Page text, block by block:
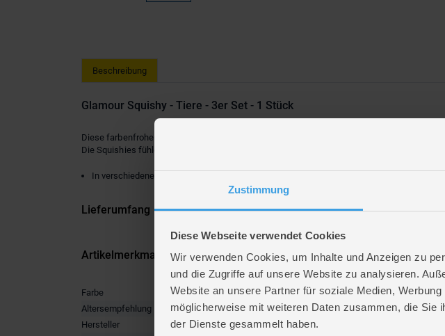
Zustimmung
Diese Webseite verwendet Cookies
Wir verwenden Cookies, um Inhalte und Anzeigen zu
und die Zugriffe auf unsere Website zu analysieren.
Website an unsere Partner für soziale Medien,
möglicherweise mit weiteren Daten zusammen, die Sie
der Dienste gesammelt haben.
Beschreibung
Glamour Squishy - Tiere - 3er Set - 1 Stück
Diese farbenfrohen Glamour Squishy-Tiere sind perfekt zum Spielen, Kneten und
Die Squishies fühlen sich angenehm an und sind ideal für sensorisches Spielen oder zum
In verschiedene Ausführungen erhältlich (leider nicht auswählbar)
Lieferumfang
Artikelmerkmale
Farbe
Multicolor
Altersempfehlung
ab 3 Jahre
Hersteller
Van Manen